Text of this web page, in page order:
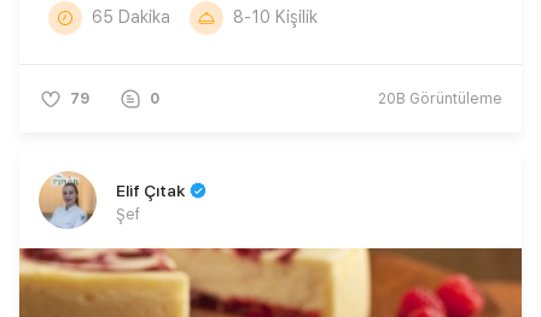
65 Dakika 8-10 Kişilik
79 0 20B Görüntüleme
Elif Çıtak
Şef